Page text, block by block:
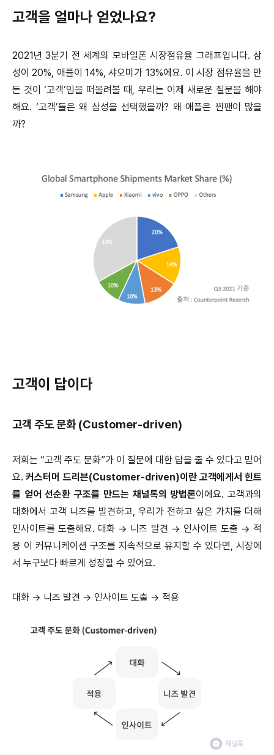
고객을 얼마나 얻었나요?
2021년 3분기 전 세계의 모바일폰 시장점유율 그래프입니다. 삼
성이 20%, 애플이 14%, 샤오미가 13%에요. 이 시장 점유율을 만
든 것이 ‘고객’임을 떠올려볼 때, 우리는 이제 새로운 질문을 해야
해요. ‘고객’들은 왜 삼성을 선택했을까? 왜 애플은 찐팬이 많을
까?
고객이 답이다
고객 주도 문화 (Customer-driven)
저희는 “고객 주도 문화”가 이 질문에 대한 답을 줄 수 있다고 믿어
요.커스터머 드리븐(Customer-driven)이란 고객에게서 힌트
를 얻어 선순환 구조를 만드는 채널톡의 방법론이에요. 고객과의
대화에서 고객 니즈를 발견하고, 우리가 전하고 싶은 가치를 더해
인사이트를 도출해요. 대화 → 니즈 발견 → 인사이트 도출 → 적
용 이 커뮤니케이션 구조를 지속적으로 유지할 수 있다면, 시장에
서 누구보다 빠르게 성장할 수 있어요.
대화 → 니즈 발견 → 인사이트 도출 → 적용